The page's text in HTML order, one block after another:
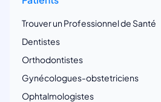
Trouver un Professionnel de Santé
Dentistes
Orthodontistes
Gynécologues-obstetriciens
Ophtalmologistes